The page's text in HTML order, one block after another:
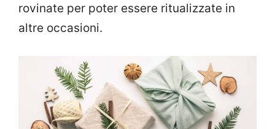
rovinate per poter essere ritualizzate in
altre occasioni.